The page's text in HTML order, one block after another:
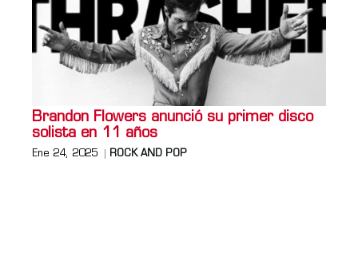
Brandon Flowers anunció su primer disco
solista en 11 años
Ene 24, 2025 ROCK AND POP